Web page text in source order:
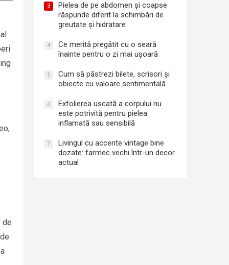
de
3
Pielea de pe abdomen și coapse
răspunde diferit la schimbări de
greutate și hidratare
4
Ce merită pregătit cu o seară
înainte pentru o zi mai ușoară
5
Cum să păstrezi bilete, scrisori și
obiecte cu valoare sentimentală
6
Exfolierea uscată a corpului nu
este potrivită pentru pielea
inflamată sau sensibilă
7
Livingul cu accente vintage bine
dozate: farmec vechi într-un decor
actual